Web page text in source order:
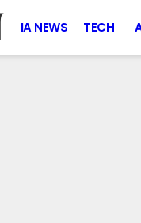
IA NEWS TECH